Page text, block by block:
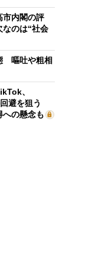
市内閣の評
のは“社会
嘔吐や粗相
、
避を狙う
への懸念も